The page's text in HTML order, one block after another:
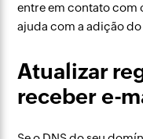
entre em contato com
ajuda com a adição
Atualizar
receber e-